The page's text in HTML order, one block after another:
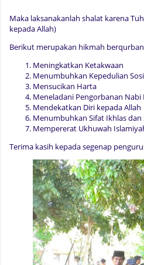
Maka laksanakanlah shalat karena
kepada Allah)
Berikut merupakan hikmah
Meningkatkan Ketakwaan
Menumbuhkan Kepedulian
Mensucikan Harta
Meneladani Pengorbanan Nabi
Mendekatkan Diri kepada Allah
Menumbuhkan Sifat Ikhlas dan
Mempererat Ukhuwah
Terima kasih kepada segenap